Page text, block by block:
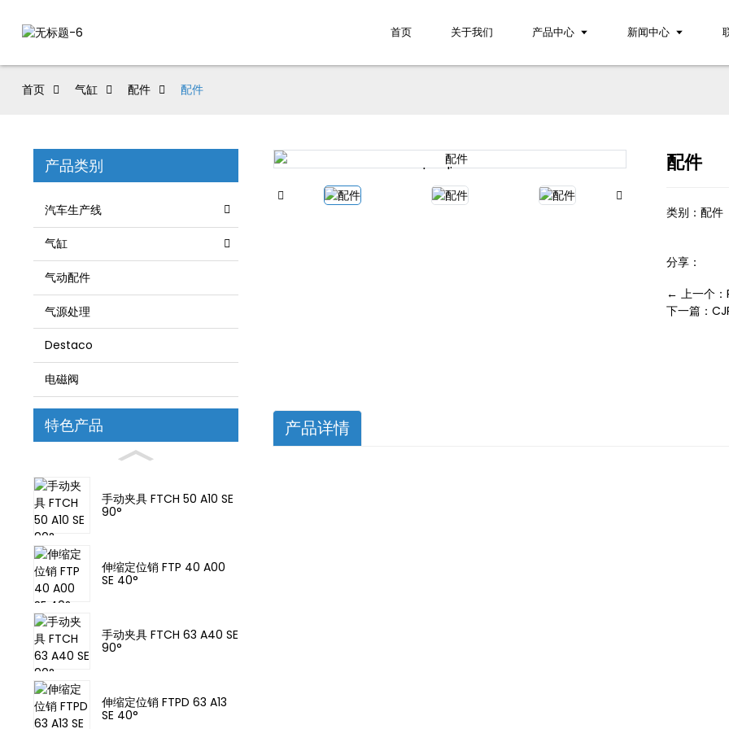
首页 关于我们 产品中心 新闻中心
首页 气缸 配件 配件
产品类别
汽车生产线
气缸
气动配件
气源处理
Destaco
电磁阀
特色产品
手动夹具 FTCH 50 A10 SE
90°
伸缩定位销 FTP 40 A00
SE 40°
手动夹具 FTCH 63 A40 SE
90°
伸缩定位销 FTPD 63 A13
SE 40°
Loading...
Loading... 配件
类别： 配件
分享：
← 上一个：
下一篇：
产品详情